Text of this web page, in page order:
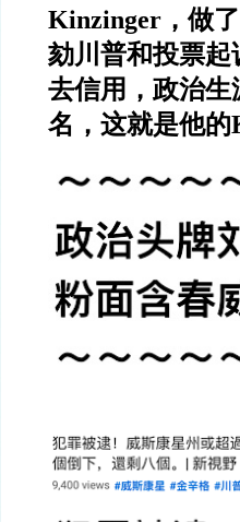
Kinzinger ，做了
劾川普和投票
去信用，政治
名，这就是他的